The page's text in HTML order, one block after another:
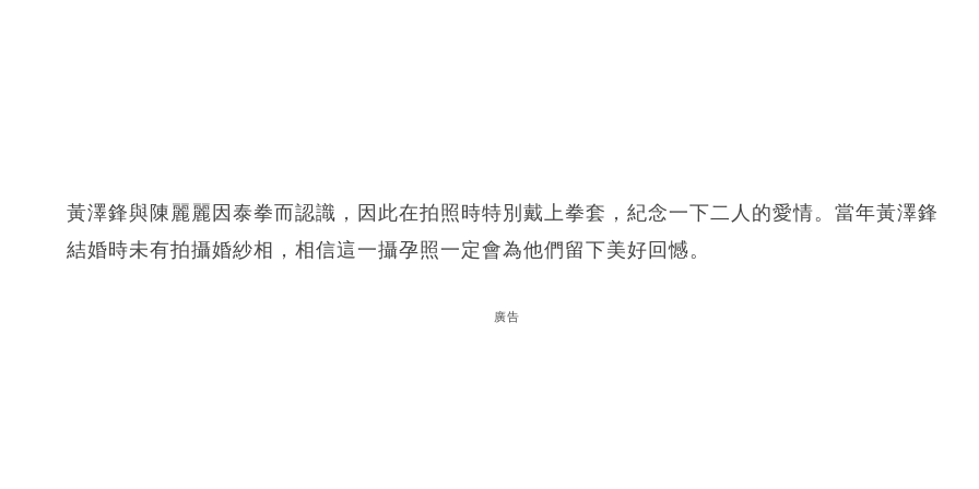
黃澤鋒與陳麗麗因泰拳而認識，因此在拍照時特別戴上拳套，紀念一下二人的愛情。當年黃澤鋒
結婚時未有拍攝婚紗相，相信這一攝孕照一定會為他們留下美好回憾。
廣告